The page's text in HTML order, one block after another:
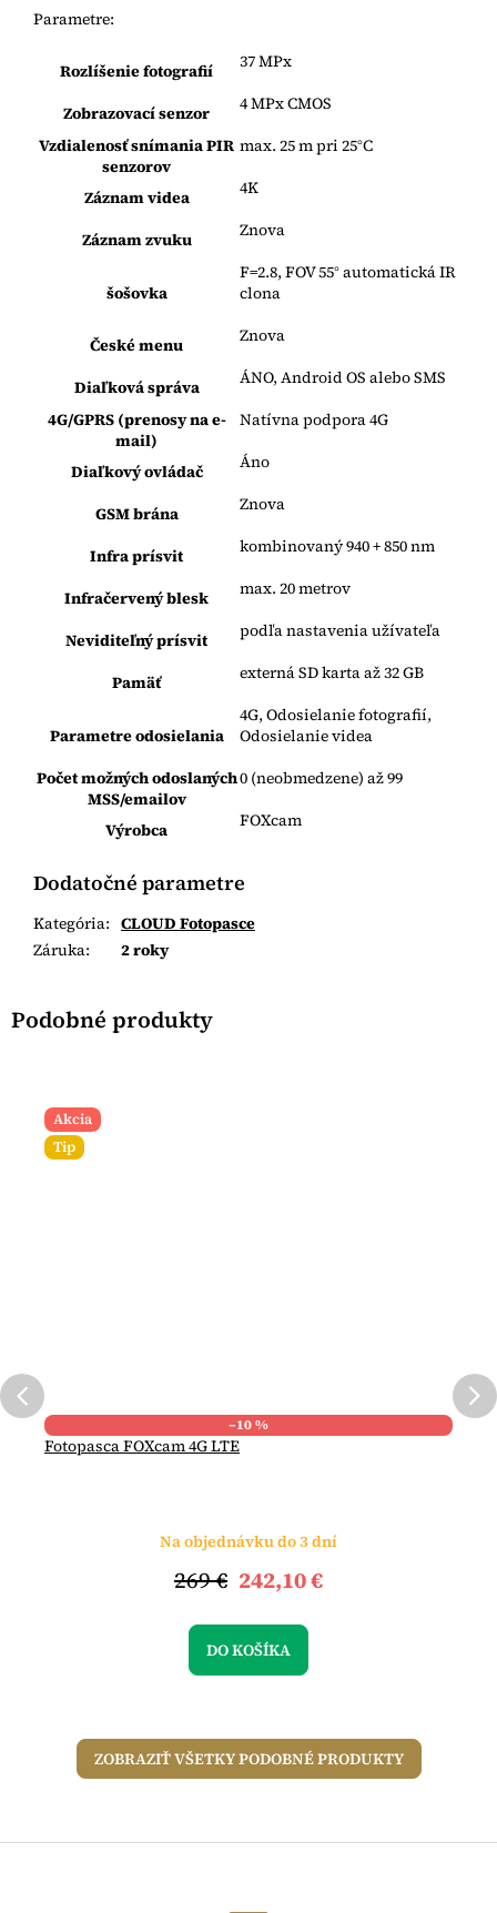
Parametre:
Rozlíšenie fotografií 37 MPx
Zobrazovací senzor
4 MPx CMOS
Vzdialenosť snímania PIR
senzorov
max. 25 m pri 25°C
Záznam videa 4K
Záznam zvuku Znova
šošovka
F=2.8, FOV 55° automatická IR
clona
České menu Znova
Diaľková správa
ÁNO, Android OS alebo SMS
4G/GPRS (prenosy na e-
mail)
Natívna podpora 4G
Diaľkový ovládač Áno
GSM brána Znova
Infra prísvit kombinovaný 940 + 850 nm
Infračervený blesk max. 20 metrov
Neviditeľný prísvit podľa nastavenia užívateľa
Pamäť externá SD karta až 32 GB
Parametre odosielania
4G, Odosielanie fotografií,
Odosielanie videa
Počet možných odoslaných
MSS/emailov
0 (neobmedzene) až 99
Výrobca FOXcam
Dodatočné parametre
Kategória: CLOUD Fotopasce
Záruka: 2 roky
Akcia
Tip
–10 %
Fotopasca FOXcam 4G LTE
Na objednávku do 3 dní
242,10 €
269 €
DO KOŠÍKA
ZOBRAZIŤ VŠETKY PODOBNÉ PRODUKTY